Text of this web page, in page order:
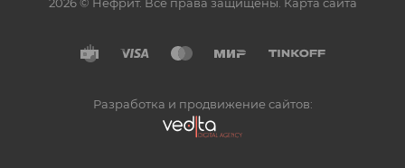
Разработка и продвижение сайтов: